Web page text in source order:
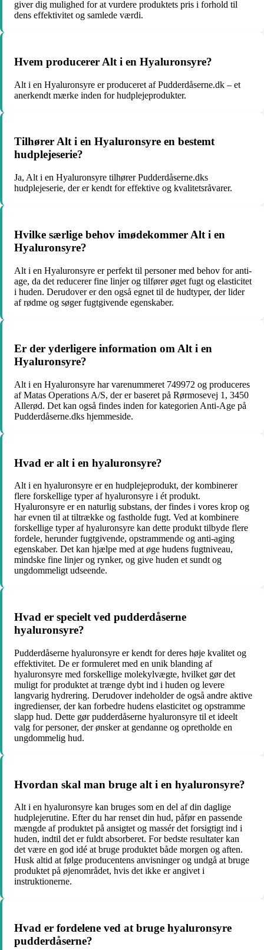
giver dig mulighed for at vurdere produktets pris i forhold til
dens effektivitet og samlede værdi.
Hvem producerer Alt i en Hyaluronsyre?
Alt i en Hyaluronsyre er produceret af Pudderdåserne.dk – et
anerkendt mærke inden for hudplejeprodukter.
Tilhører Alt i en Hyaluronsyre en bestemt
hudplejeserie?
Ja, Alt i en Hyaluronsyre tilhører Pudderdåserne.dks
hudplejeserie, der er kendt for effektive og kvalitetsråvarer.
Hvilke særlige behov imødekommer Alt i en
Hyaluronsyre?
Alt i en Hyaluronsyre er perfekt til personer med behov for anti-
age, da det reducerer fine linjer og tilfører øget fugt og elasticitet
i huden. Derudover er den også egnet til de hudtyper, der lider
af rødme og søger fugtgivende egenskaber.
Er der yderligere information om Alt i en
Hyaluronsyre?
Alt i en Hyaluronsyre har varenummeret 749972 og produceres
af Matas Operations A/S, der er baseret på Rørmosevej 1, 3450
Allerød. Det kan også findes inden for kategorien Anti-Age på
Pudderdåserne.dks hjemmeside.
Hvad er alt i en hyaluronsyre?
Alt i en hyaluronsyre er en hudplejeprodukt, der kombinerer
flere forskellige typer af hyaluronsyre i ét produkt.
Hyaluronsyre er en naturlig substans, der findes i vores krop og
har evnen til at tiltrække og fastholde fugt. Ved at kombinere
forskellige typer af hyaluronsyre kan dette produkt tilbyde flere
fordele, herunder fugtgivende, opstrammende og anti-aging
egenskaber. Det kan hjælpe med at øge hudens fugtniveau,
mindske fine linjer og rynker, og give huden et sundt og
ungdommeligt udseende.
Hvad er specielt ved pudderdåserne
hyaluronsyre?
Pudderdåserne hyaluronsyre er kendt for deres høje kvalitet og
effektivitet. De er formuleret med en unik blanding af
hyaluronsyre med forskellige molekylvægte, hvilket gør det
muligt for produktet at trænge dybt ind i huden og levere
langvarig hydrering. Derudover indeholder de også andre aktive
ingredienser, der kan forbedre hudens elasticitet og opstramme
slapp hud. Dette gør pudderdåserne hyaluronsyre til et ideelt
valg for personer, der ønsker at gendanne og opretholde en
ungdommelig hud.
Hvordan skal man bruge alt i en hyaluronsyre?
Alt i en hyaluronsyre kan bruges som en del af din daglige
hudplejerutine. Efter du har renset din hud, påfør en passende
mængde af produktet på ansigtet og massér det forsigtigt ind i
huden, indtil det er fuldt absorberet. For bedste resultater kan
det være en god idé at bruge produktet både morgen og aften.
Husk altid at følge producentens anvisninger og undgå at bruge
produktet på øjenområdet, hvis det ikke er angivet i
instruktionerne.
Hvad er fordelene ved at bruge hyaluronsyre
pudderdåserne?